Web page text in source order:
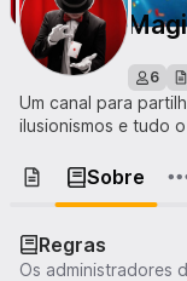
6
Um canal para
ilusionismos e tudo
Sobre
Regras
Os administradores